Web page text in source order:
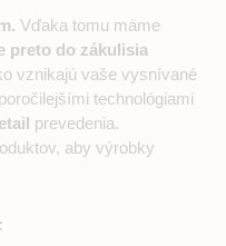
Vďaka tomu máme
preto do zákulisia
vznikajú vaše vysnívané
technológiami
prevedenia.
aby výrobky